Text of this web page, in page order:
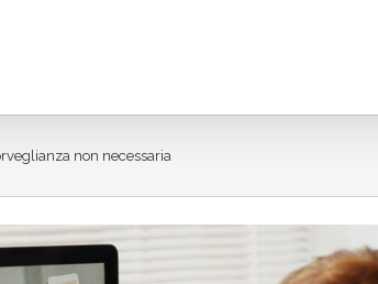
non necessaria